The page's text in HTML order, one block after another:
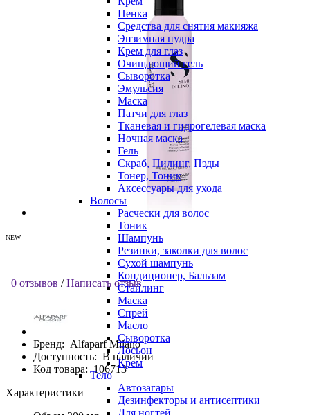
Пенка
Средства для снятия макияжа
Энзимная пудра
Крем для глаз
Очищающий гель
Сыворотка
Эмульсия
Маска
Патчи для глаз
Тканевая и гидрогелевая маска
Ночная маска
Гель
Скраб, Пилинг, Пэды
Тонер, Тоник
Аксессуары для ухода
Волосы
Расчески для волос
Тоник
Шампунь
Резинки, заколки для волос
Сухой шампунь
Кондиционер, Бальзам
Стайлинг
Маска
Спрей
Масло
Сыворотка
Лосьон
Крем
Тело
Автозагары
Дезинфекторы и антисептики
Для ногтей
NEW
0 отзывов / Написать отзыв
Бренд: Alfaparf Milano
Доступность: В наличии
Код товара: 106713
Характеристики